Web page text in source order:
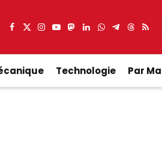
Facebook
X
Instagram
YouTubeMastodon
LinkedInWhatsApp
Partager
Telegram
Threads
RSS
Technologie Par